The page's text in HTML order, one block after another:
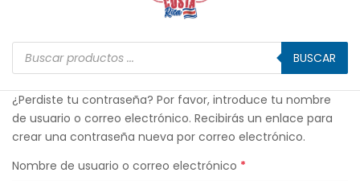
BUSCAR
¿Perdiste tu contraseña? Por favor, introduce tu nombre
de usuario o correo electrónico. Recibirás un enlace para
crear una contraseña nueva por correo electrónico.
Nombre de usuario o correo electrónico *